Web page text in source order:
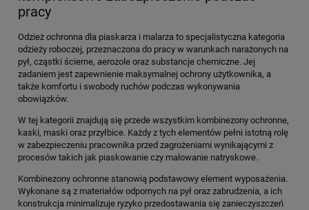
pracy
Odzież ochronna dla piaskarza i malarza to specjalistyczna kategoria
odzieży roboczej, przeznaczona do pracy w warunkach narażonych na
pył, cząstki ścierne, aerozole oraz substancje chemiczne. Jej
zadaniem jest zapewnienie maksymalnej ochrony użytkownika, a
także komfortu i swobody ruchów podczas wykonywania
obowiązków.
W tej kategorii znajdują się przede wszystkim kombinezony ochronne,
kaski, maski oraz przyłbice. Każdy z tych elementów pełni istotną rolę
w zabezpieczeniu pracownika przed zagrożeniami wynikającymi z
procesów takich jak piaskowanie czy malowanie natryskowe.
Kombinezony ochronne stanowią podstawowy element wyposażenia.
Wykonane są z materiałów odpornych na pył oraz zabrudzenia, a ich
konstrukcja minimalizuje ryzyko przedostawania się zanieczyszczeń